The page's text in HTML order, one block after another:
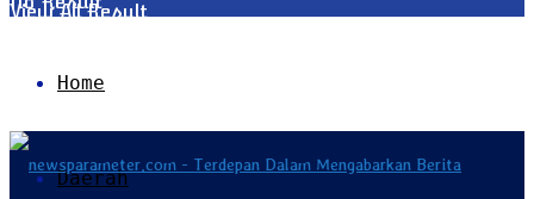
View All Result
Home
Daerah